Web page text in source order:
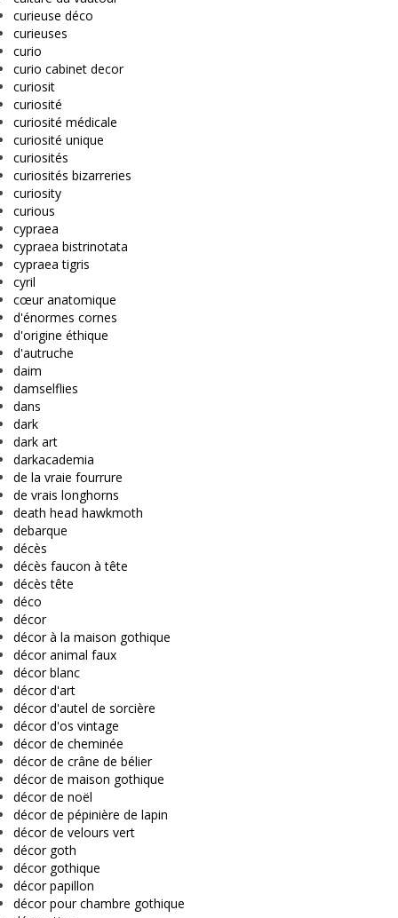
curieuse déco
curieuses
curio
curio cabinet decor
curiosit
curiosité
curiosité médicale
curiosité unique
curiosités
curiosités bizarreries
curiosity
curious
cypraea
cypraea bistrinotata
cypraea tigris
cyril
cœur anatomique
d'énormes cornes
d'origine éthique
d'autruche
daim
damselflies
dans
dark
dark art
darkacademia
de la vraie fourrure
de vrais longhorns
death head hawkmoth
debarque
décès
décès faucon à tête
décès tête
déco
décor
décor à la maison gothique
décor animal faux
décor blanc
décor d'art
décor d'autel de sorcière
décor d'os vintage
décor de cheminée
décor de crâne de bélier
décor de maison gothique
décor de noël
décor de pépinière de lapin
décor de velours vert
décor goth
décor gothique
décor papillon
décor pour chambre gothique